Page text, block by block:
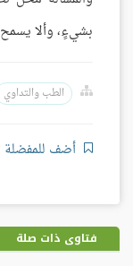
بشيءٍ، وألا
الطب والتداوي
أضف للمفضلة
فتاوى ذات صلة